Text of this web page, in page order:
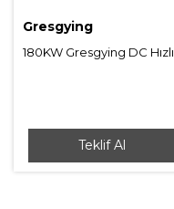
Gresgying
180KW Gresgying DC Hızlı
Teklif Al